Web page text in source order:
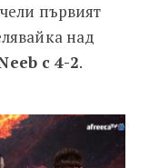
GSL
първият
над
с 4-2.